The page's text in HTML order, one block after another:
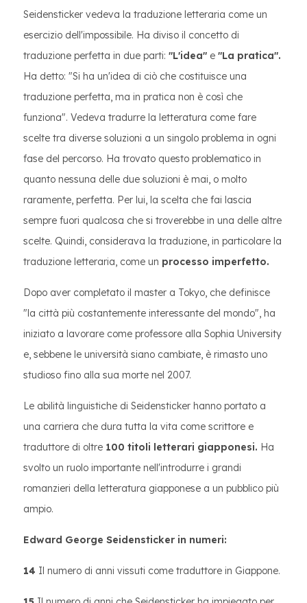
Seidensticker vedeva la traduzione letteraria come un
esercizio dell'impossibile. Ha diviso il concetto di
traduzione perfetta in due parti: "L'idea" e "La pratica".
Ha detto: "Si ha un'idea di ciò che costituisce una
traduzione perfetta, ma in pratica non è così che
funziona". Vedeva tradurre la letteratura come fare
scelte tra diverse soluzioni a un singolo problema in ogni
fase del percorso. Ha trovato questo problematico in
quanto nessuna delle due soluzioni è mai, o molto
raramente, perfetta. Per lui, la scelta che fai lascia
sempre fuori qualcosa che si troverebbe in una delle altre
scelte. Quindi, considerava la traduzione, in particolare la
traduzione letteraria, come un processo imperfetto.
Dopo aver completato il master a Tokyo, che definisce
"la città più costantemente interessante del mondo", ha
iniziato a lavorare come professore alla Sophia University
e, sebbene le università siano cambiate, è rimasto uno
studioso fino alla sua morte nel 2007.
Le abilità linguistiche di Seidensticker hanno portato a
una carriera che dura tutta la vita come scrittore e
traduttore di oltre 100 titoli letterari giapponesi. Ha
svolto un ruolo importante nell'introdurre i grandi
romanzieri della letteratura giapponese a un pubblico più
ampio.
Edward George Seidensticker in numeri:
14 Il numero di anni vissuti come traduttore in Giappone.